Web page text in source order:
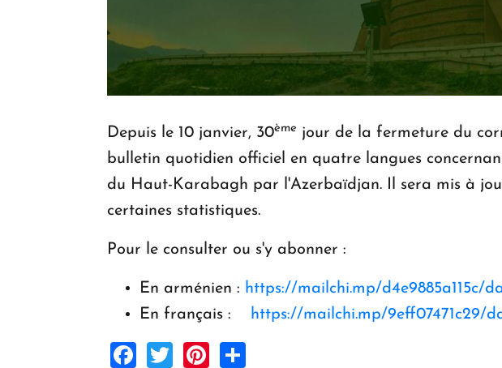
Depuis le 10 janvier, 30ème jour de la fermeture du
bulletin quotidien officiel en quatre langues
du Haut-Karabagh par l'Azerbaïdjan. Il sera mis à
certaines statistiques.
Pour le consulter ou s'y abonner :
En arménien : https://mailchi.mp/d4e9885a115c/
En français : https://mailchi.mp/9eff07471c29/
Facebook
TwitterPinterest